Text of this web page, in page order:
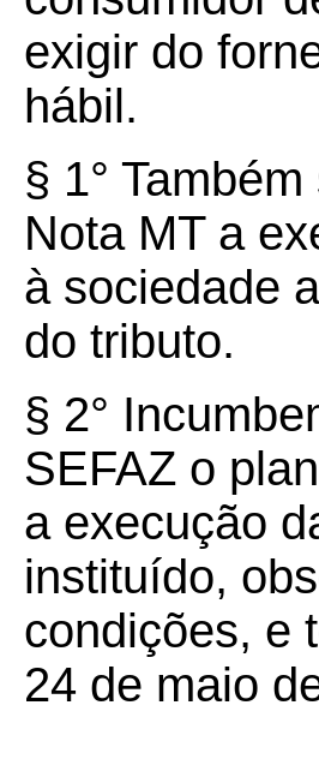
exigir do
hábil.
§ 1°
Nota MT a
à sociedade
do tributo.
§ 2°
SEFAZ o
a execução
instituído,
condições, e
24 de maio